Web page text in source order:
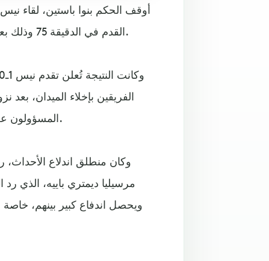
أوقف الحكم بنوا باستين، لقاء
القدم في الدقيقة 75 وذلك بعد محاولة اقتحام الميدان من قبل عدد من مناصري نادي نيس.
الفريقين بإخلاء الميدان،
المسؤولون عن الحماية في تأمين الموقف ما تطلب الاستنجاد بقوات الأمن.
وكان منطلق اندلاع
مرسيليا ديمتري باييه، الذي
ويحصل اندفاع كبير بينهم،